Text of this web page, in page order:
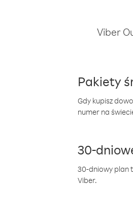
Viber
Pakiety
Gdy kupisz
numer na
30-
30-dniowy plan
Viber.